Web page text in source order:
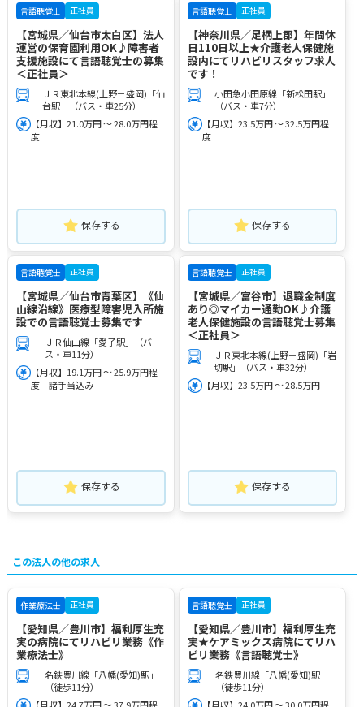
言語聴覚士 正社員
【宮城県／仙台市太白区】法人
運営の保育園利用OK♪障害者
支援施設にて言語聴覚士の募集
＜正社員＞
ＪＲ東北本線(上野－盛岡)「仙
台駅」（バス・車25分）
【月収】21.0万円 ～ 28.0万円程
度
保存する
言語聴覚士 正社員
【神奈川県／足柄上郡】年間休
日110日以上★介護老人保健施
設内にてリハビリスタッフ求人
です！
小田急小田原線「新松田駅」
（バス・車7分）
【月収】23.5万円 ～ 32.5万円程
度
保存する
言語聴覚士 正社員
【宮城県／仙台市青葉区】《仙
山線沿線》医療型障害児入所施
設での言語聴覚士募集です
ＪＲ仙山線「愛子駅」（バ
ス・車11分）
【月収】19.1万円 ～ 25.9万円程
度 諸手当込み
保存する
言語聴覚士 正社員
【宮城県／富谷市】退職金制度
あり◎マイカー通勤OK♪介護
老人保健施設の言語聴覚士募集
＜正社員＞
ＪＲ東北本線(上野－盛岡)「岩
切駅」（バス・車32分）
【月収】23.5万円 ～ 28.5万円
保存する
この法人の他の求人
作業療法士 正社員
【愛知県／豊川市】福利厚生充
実の病院にてリハビリ業務《作
業療法士》
名鉄豊川線「八幡(愛知)駅」
（徒歩11分）
【月収】24.7万円 ～ 37.9万円程
言語聴覚士 正社員
【愛知県／豊川市】福利厚生充
実★ケアミックス病院にてリハ
ビリ業務《言語聴覚士》
名鉄豊川線「八幡(愛知)駅」
（徒歩11分）
【月収】24.0万円 ～ 30.0万円程